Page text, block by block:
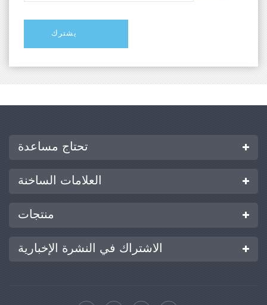
تحتاج مساعدة
العلامات الساخنة
منتجات
الاشتراك في النشرة الإخبارية